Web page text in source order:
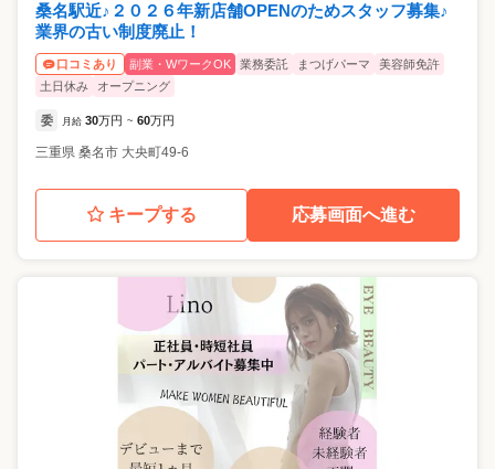
桑名駅近♪２０２６年新店舗OPENのためスタッフ募集♪
業界の古い制度廃止！
口コミあり 副業・WワークOK 業務委託 まつげパーマ
美容師免許
土日休み
オープニング
委 月給 30万円 ~ 60万円
三重県 桑名市 大央町49-6
キープする 応募画面へ進む